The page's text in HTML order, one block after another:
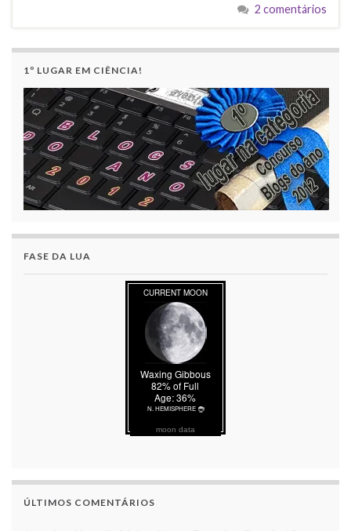
2 comentários
1º LUGAR EM CIÊNCIA!
FASE DA LUA
moon data
ÚLTIMOS COMENTÁRIOS